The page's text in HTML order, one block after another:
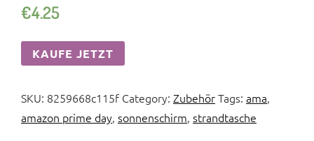
€4.25
KAUFE JETZT
SKU: 8259668c115f Category: ZubehörTags: ama,
amazon prime day, sonnenschirm, strandtasche